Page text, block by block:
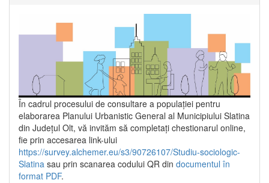
În cadrul procesului de consultare a populaţiei pentru
elaborarea Planului Urbanistic General al Municipiului Slatina
din Județul Olt, vă invităm să completați chestionarul online,
fie prin accesarea link-ului
https://survey.alchemer.eu/s3/90726107/Studiu-sociologic-
Slatina sau prin scanarea codului QR din documentul în
format PDF.